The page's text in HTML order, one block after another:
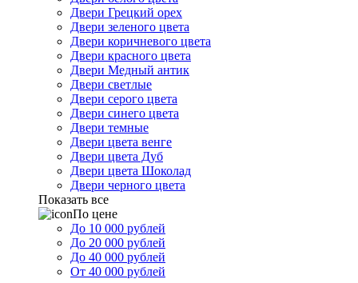
Двери Грецкий орех
Двери зеленого цвета
Двери коричневого цвета
Двери красного цвета
Двери Медный антик
Двери светлые
Двери серого цвета
Двери синего цвета
Двери темные
Двери цвета венге
Двери цвета Дуб
Двери цвета Шоколад
Двери черного цвета
Показать все
По цене
До 10 000 рублей
До 20 000 рублей
До 40 000 рублей
От 40 000 рублей